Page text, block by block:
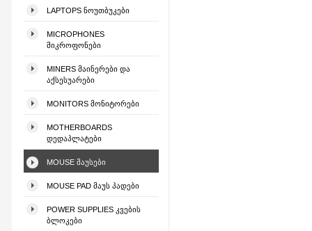
LAPTOPS ᲜᲝᲣᲗᲑᲣᲙᲔᲑᲘ
MICROPHONES
ᲛᲘᲙᲠᲝᲤᲝᲜᲔᲑᲘ
MINERS ᲛᲐᲘᲜᲔᲠᲔᲑᲘ ᲓᲐ
ᲐᲥᲡᲔᲡᲣᲐᲠᲔᲑᲘ
MONITORS ᲛᲝᲜᲘᲢᲝᲠᲔᲑᲘ
MOTHERBOARDS
ᲓᲔᲓᲐᲞᲚᲐᲢᲔᲑᲘ
MOUSE ᲛᲐᲣᲡᲔᲑᲘ
MOUSE PAD ᲛᲐᲣᲡ ᲞᲐᲓᲔᲑᲘ
POWER SUPPLIES ᲙᲕᲔᲑᲘᲡ
ᲑᲚᲝᲙᲔᲑᲘ